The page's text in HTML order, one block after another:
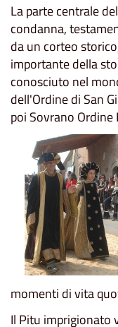
La parte centrale
condanna,
da un corteo
importante della
conosciuto nel
dell'Ordine di San
poi Sovrano
momenti di vita
Il Pitu imprigionato